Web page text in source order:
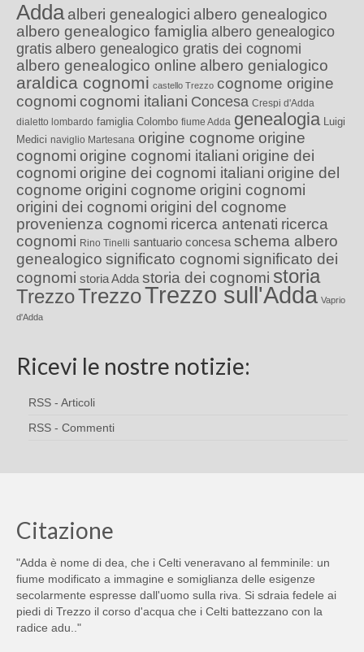
Adda alberi genealogici albero genealogico
albero genealogico famiglia albero genealogico
gratis albero genealogico gratis dei cognomi
albero genealogico online albero genialogico
araldica cognomi castello Trezzo cognome origine
cognomi cognomi italiani Concesa Crespi d'Adda
dialetto lombardo famiglia Colombo fiume Adda genealogia Luigi
Medici naviglio Martesana origine cognome origine
cognomi origine cognomi italiani origine dei
cognomi origine dei cognomi italiani origine del
cognome origini cognome origini cognomi
origini dei cognomi origini del cognome
provenienza cognomi ricerca antenati ricerca
cognomi Rino Tinelli santuario concesa schema albero
genealogico significato cognomi significato dei
cognomi storia Adda storia dei cognomi storia
TrezzoTrezzoTrezzo sull'Adda Vaprio
d'Adda
Ricevi le nostre notizie:
RSS - Articoli
RSS - Commenti
Citazione
"Adda è nome di dea, che i Celti veneravano al femminile: un
fiume modificato a immagine e somiglianza delle esigenze
secolarmente espresse dall'uomo sulla riva. Si sdraia fedele ai
piedi di Trezzo il corso d'acqua che i Celti battezzano con la
radice adu.."